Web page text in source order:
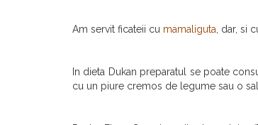
Am servit ficateii cu mamaliguta , dar, si
In dieta Dukan preparatul se poate
cu un piure cremos de legume sau o